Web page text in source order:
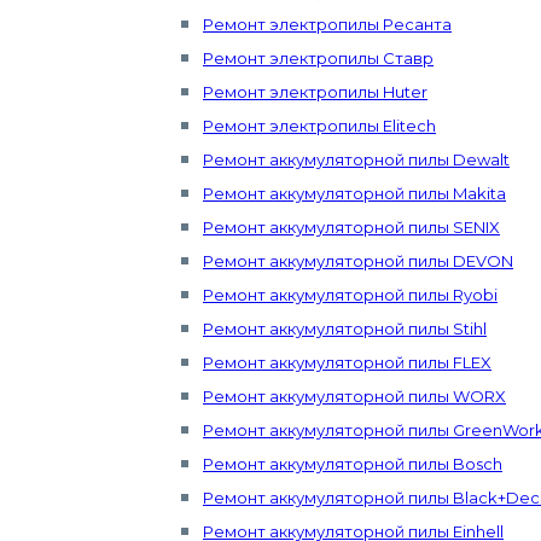
Ремонт электропилы Ресанта
Ремонт электропилы Ставр
Ремонт электропилы Huter
Ремонт электропилы Elitech
Ремонт аккумуляторной пилы Dewalt
Ремонт аккумуляторной пилы Makita
Ремонт аккумуляторной пилы SENIX
Ремонт аккумуляторной пилы DEVON
Ремонт аккумуляторной пилы Ryobi
Ремонт аккумуляторной пилы Stihl
Ремонт аккумуляторной пилы FLEX
Ремонт аккумуляторной пилы WORX
Ремонт аккумуляторной пилы
Ремонт аккумуляторной пилы Bosch
Ремонт аккумуляторной пилы
Ремонт аккумуляторной пилы Einhell